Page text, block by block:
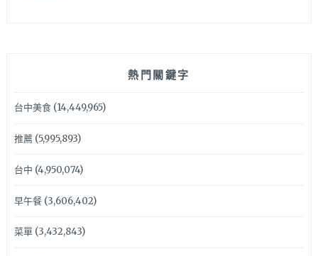
熱門關鍵字
台中美食(14,449,965)
推薦(5,995,893)
台中 (4,950,074)
早午餐(3,606,402)
菜單(3,432,843)